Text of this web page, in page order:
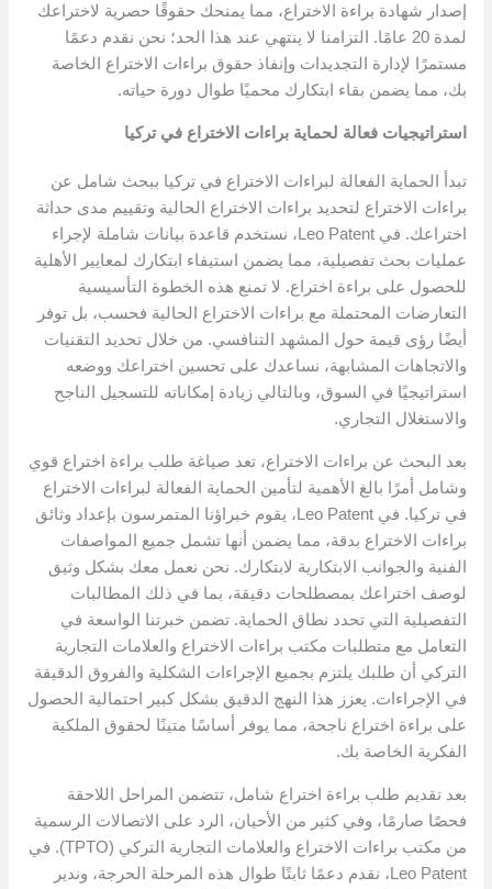
إصدار شهادة براءة الاختراع، مما يمنحك حقوقًا حصرية لاختراعك ​​
لمدة 20 عامًا. التزامنا لا ينتهي عند هذا الحد؛ نحن نقدم دعمًا
مستمرًا لإدارة التجديدات وإنفاذ حقوق براءات الاختراع الخاصة
بك، مما يضمن بقاء ابتكارك محميًا طوال دورة حياته.
استراتيجيات فعالة لحماية براءات الاختراع في تركيا
تبدأ الحماية الفعالة لبراءات الاختراع في تركيا ببحث شامل عن
براءات الاختراع لتحديد براءات الاختراع الحالية وتقييم مدى حداثة
اختراعك. في Leo Patent، نستخدم قاعدة بيانات شاملة لإجراء
عمليات بحث تفصيلية، مما يضمن استيفاء ابتكارك لمعايير الأهلية
للحصول على براءة اختراع. لا تمنع هذه الخطوة التأسيسية
التعارضات المحتملة مع براءات الاختراع الحالية فحسب، بل توفر
أيضًا رؤى قيمة حول المشهد التنافسي. من خلال تحديد التقنيات
والاتجاهات المشابهة، نساعدك على تحسين اختراعك ​​ووضعه
استراتيجيًا في السوق، وبالتالي زيادة إمكاناته للتسجيل الناجح
والاستغلال التجاري.
بعد البحث عن براءات الاختراع، تعد صياغة طلب براءة اختراع قوي
وشامل أمرًا بالغ الأهمية لتأمين الحماية الفعالة لبراءات الاختراع
في تركيا. في Leo Patent، يقوم خبراؤنا المتمرسون بإعداد وثائق
براءات الاختراع بدقة، مما يضمن أنها تشمل جميع المواصفات
الفنية والجوانب الابتكارية لابتكارك. نحن نعمل معك بشكل وثيق
لوصف اختراعك ​​بمصطلحات دقيقة، بما في ذلك المطالبات
التفصيلية التي تحدد نطاق الحماية. تضمن خبرتنا الواسعة في
التعامل مع متطلبات مكتب براءات الاختراع والعلامات التجارية
التركي أن طلبك يلتزم بجميع الإجراءات الشكلية والفروق الدقيقة
في الإجراءات. يعزز هذا النهج الدقيق بشكل كبير احتمالية الحصول
على براءة اختراع ناجحة، مما يوفر أساسًا متينًا لحقوق الملكية
الفكرية الخاصة بك.
بعد تقديم طلب براءة اختراع شامل، تتضمن المراحل اللاحقة
فحصًا صارمًا، وفي كثير من الأحيان، الرد على الاتصالات الرسمية
من مكتب براءات الاختراع والعلامات التجارية التركي (TPTO). في
Leo Patent، نقدم دعمًا ثابتًا طوال هذه المرحلة الحرجة، وندير